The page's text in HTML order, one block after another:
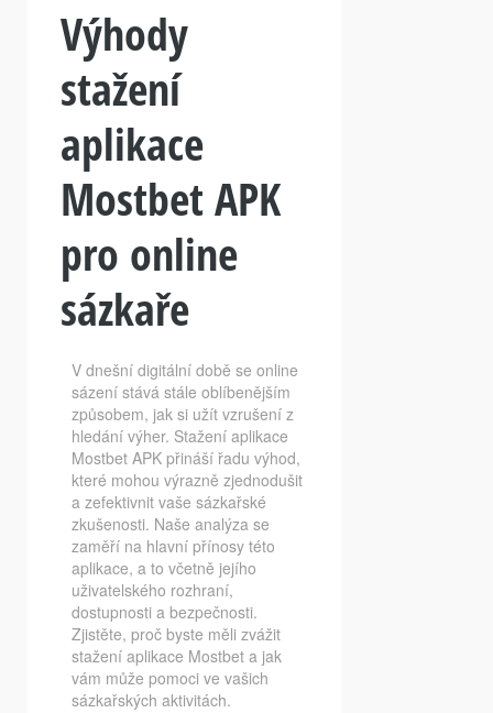
Výhody
stažení
aplikace
Mostbet APK
pro online
sázkaře
V dnešní digitální době se online
sázení stává stále oblíbenějším
způsobem, jak si užít vzrušení z
hledání výher. Stažení aplikace
Mostbet APK přináší řadu výhod,
které mohou výrazně zjednodušit
a zefektivnit vaše sázkařské
zkušenosti. Naše analýza se
zaměří na hlavní přínosy této
aplikace, a to včetně jejího
uživatelského rozhraní,
dostupnosti a bezpečnosti.
Zjistěte, proč byste měli zvážit
stažení aplikace Mostbet a jak
vám může pomoci ve vašich
sázkařských aktivitách.